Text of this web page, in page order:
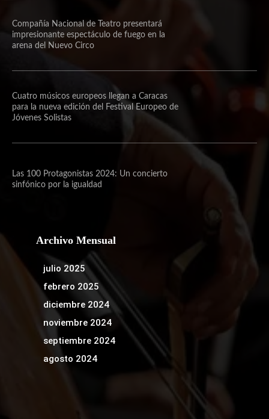
Compañía Nacional de Teatro presentará
impresionante espectáculo de fuego en la
arena del Nuevo Circo
Cuatro músicos europeos llegan a Caracas
para la nueva edición del Festival Europeo de
Jóvenes Solistas
Las 100 Protagonistas 2024: Un concierto
sinfónico por la igualdad
Archivo Mensual
julio 2025
febrero 2025
diciembre 2024
noviembre 2024
septiembre 2024
agosto 2024